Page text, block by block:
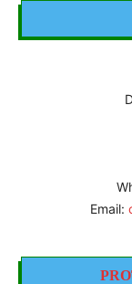
Email: